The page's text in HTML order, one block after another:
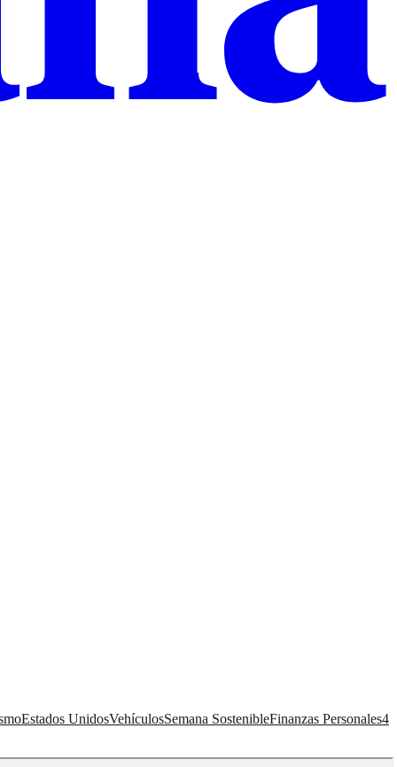
Estados UnidosVehículosSemana SostenibleFinanzas Personales4